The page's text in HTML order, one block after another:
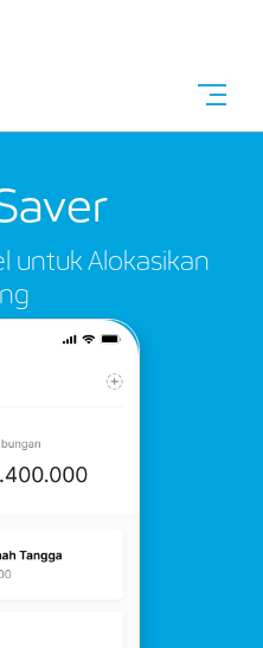
untuk Alokasikan